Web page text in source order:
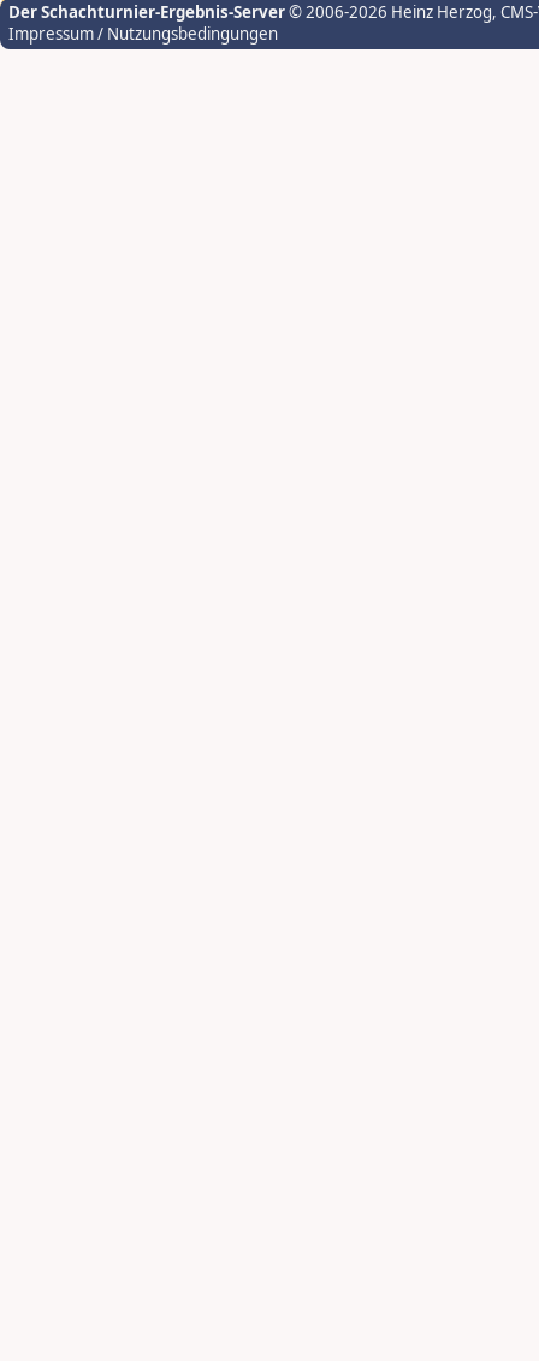
Der Schachturnier-Ergebnis-Server© 2006-2026 Heinz Herzog,
Impressum / Nutzungsbedingungen